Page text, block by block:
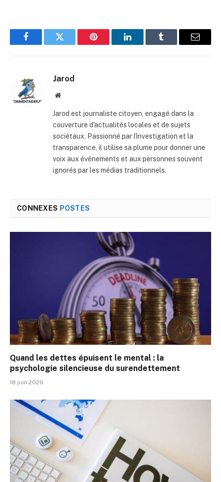
FacebookTwitter Pinterest LinkedInTumblr
E-
Jarod
Site
Jarod est journaliste citoyen, engagé dans la
couverture d'actualités locales et de sujets
sociétaux. Passionné par l'investigation et la
transparence, il utilise sa plume pour donner une
voix aux événements et aux personnes souvent
ignorés par les médias traditionnels.
CONNEXES POSTES
Quand les dettes épuisent le mental : la
psychologie silencieuse du surendettement
18 juin 2026